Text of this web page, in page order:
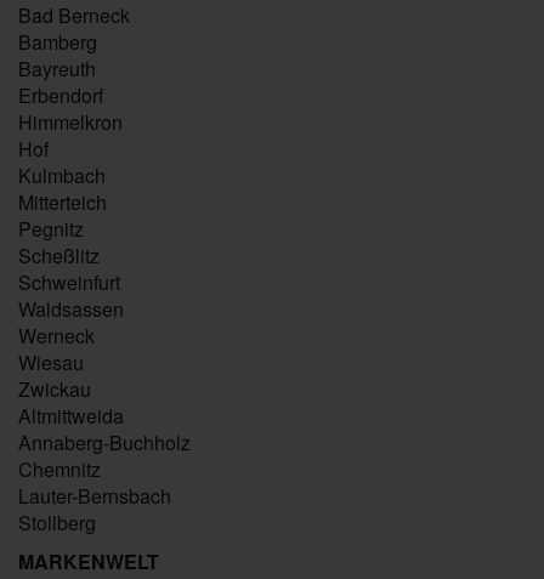
Bad Berneck
Bamberg
Bayreuth
Erbendorf
Himmelkron
Hof
Kulmbach
Mitterteich
Pegnitz
Scheßlitz
Schweinfurt
Waldsassen
Werneck
Wiesau
Zwickau
Altmittweida
Annaberg-Buchholz
Chemnitz
Lauter-Bernsbach
Stollberg
MARKENWELT